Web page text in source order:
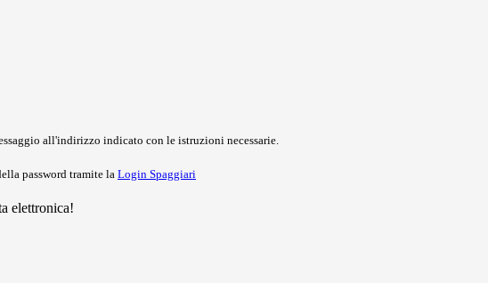
all'indirizzo indicato con le istruzioni necessarie.
password tramite la Login Spaggiari
elettronica!